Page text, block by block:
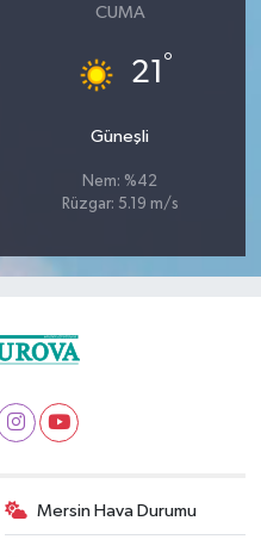
CUMA
21 °
Güneşli
Nem: %42
Rüzgar: 5.19 m/s
Mersin Hava Durumu